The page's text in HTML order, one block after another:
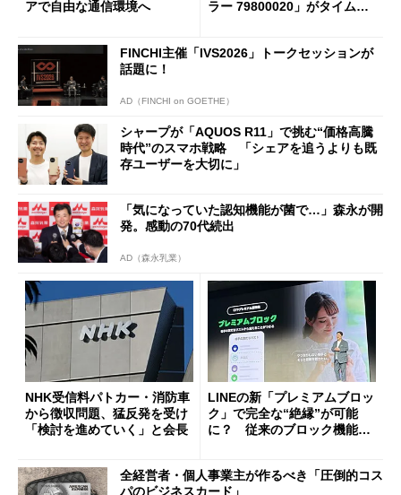
アで自由な通信環境へ
ラー 79800020」がタイムセ
FINCHI主催「IVS2026」トークセッションが
話題に！
AD（FINCHI on GOETHE）
シャープが「AQUOS R11」で挑む“価格高騰
時代”のスマホ戦略 「シェアを追うよりも既
存ユーザーを大切に」
「気になっていた認知機能が菌で…」森永が開
発。感動の70代続出
AD（森永乳業）
NHK受信料パトカー・消防車
から徴収問題、猛反発を受け
「検討を進めていく」と会長
LINEの新「プレミアムブロッ
ク」で完全な“絶縁”が可能
に？ 従来のブロック機能と
全経営者・個人事業主が作るべき「圧倒的コス
パのビジネスカード」